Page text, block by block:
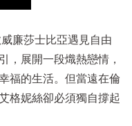
廉莎士比亞遇見自由
，展開一段熾熱戀情，
福的生活。但當遠在倫
格妮絲卻必須獨自撐起